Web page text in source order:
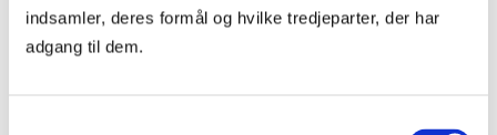
indsamler, deres formål og hvilke tredjeparter, der har
adgang til dem.
online.
Læs mere